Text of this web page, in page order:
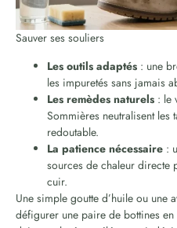
Sauver ses souliers
Les outils adaptés : une
les impuretés sans jamais
Les remèdes naturels : le
Sommières neutralisent les
redoutable.
La patience nécessaire :
sources de chaleur directe
cuir.
Une simple goutte d’huile ou une
défigurer une paire de bottines